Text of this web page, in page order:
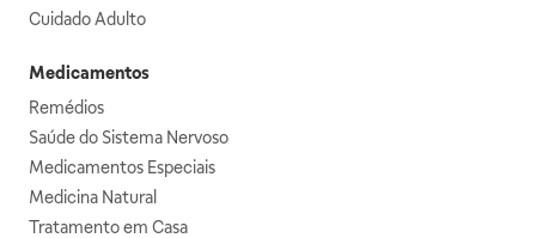
Cuidado Adulto
Medicamentos
Remédios
Saúde do Sistema Nervoso
Medicamentos Especiais
Medicina Natural
Tratamento em Casa